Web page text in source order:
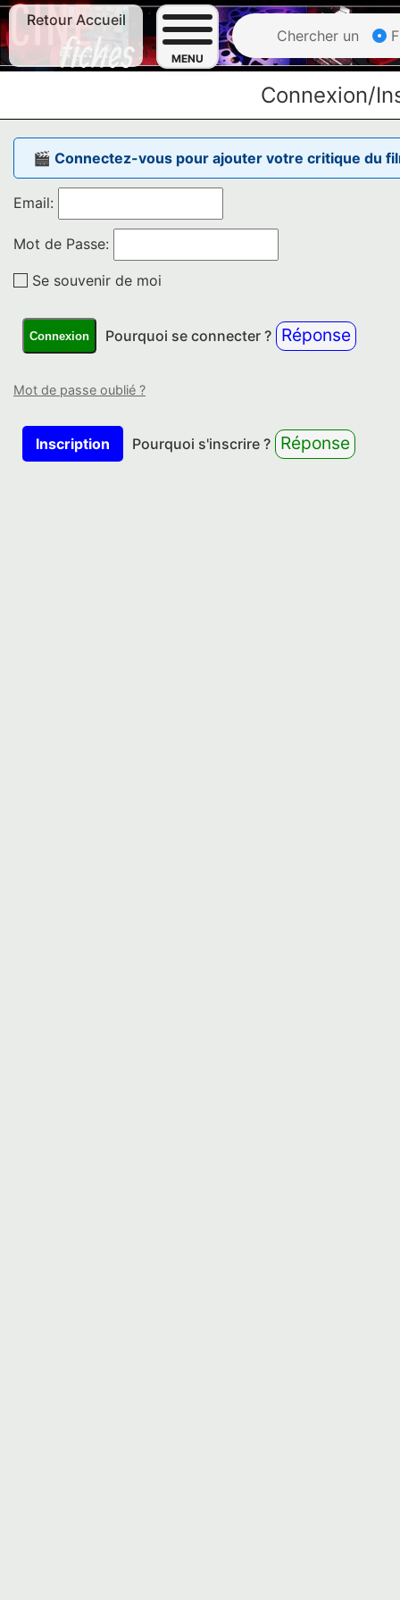
Retour Accueil
MENU
Chercher un
Connexion/
🎬 Connectez-vous pour ajouter votre critique du
Email:
Mot de Passe:
Se souvenir de moi
Connexion Pourquoi se connecter ? Réponse
Mot de passe oublié ?
Inscription Pourquoi s'inscrire ? Réponse